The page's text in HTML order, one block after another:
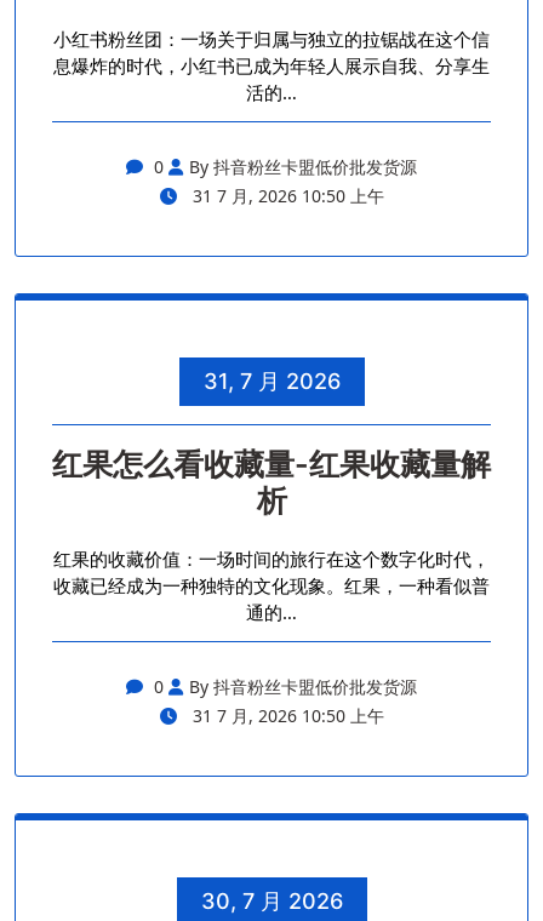
小红书粉丝团：一场关于归属与独立的拉锯战在这个信
息爆炸的时代，小红书已成为年轻人展示自我、分享生
活的…
0
By 抖音粉丝卡盟低价批发货源
31 7 月, 2026 10:50 上午
31, 7 月 2026
红果怎么看收藏量-红果收藏量解
析
红果的收藏价值：一场时间的旅行在这个数字化时代，
收藏已经成为一种独特的文化现象。红果，一种看似普
通的…
0
By 抖音粉丝卡盟低价批发货源
31 7 月, 2026 10:50 上午
30, 7 月 2026